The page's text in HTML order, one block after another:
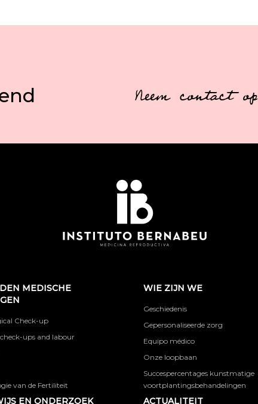
Neem contact op
MEDISCHE
Check-up
ups and labour
van de Fertiliteit
EN ONDERZOEK
WIE ZIJN WE
Geschiedenis
Gepersonaliseerde zorg
Equipo médico
Onze loopbaan
Succespercentages kunstmatige
voortplantingsbehandelingen
ACTUALITEIT